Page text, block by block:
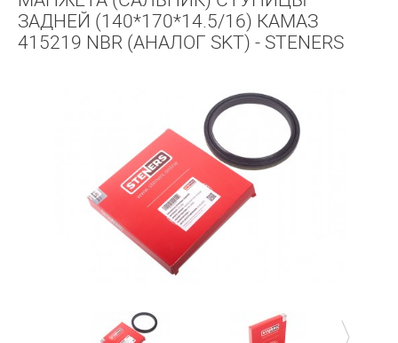
ЗАДНЕЙ (140*170*14.5/16) КАМАЗ
415219 NBR (АНАЛОГ SKT) - STENERS